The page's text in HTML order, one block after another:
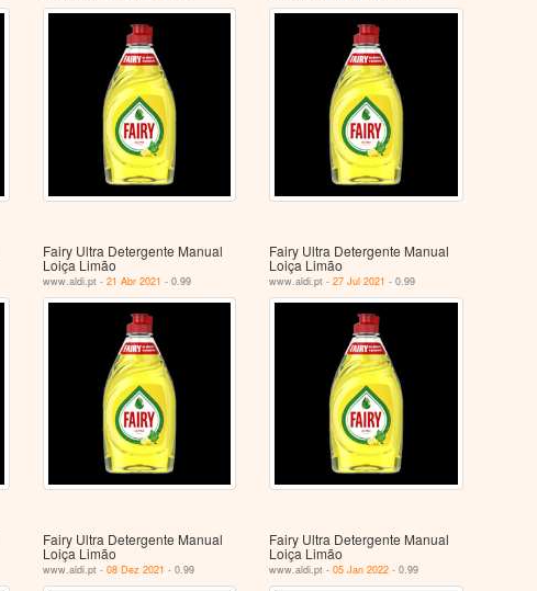
Fairy Ultra Detergente Manual
Loiça Limão
www.aldi.pt - 21 Abr 2021 - 0.99
Fairy Ultra Detergente Manual
Loiça Limão
www.aldi.pt -27 Jul 2021 - 0.99
Fairy Ultra Detergente Manual
Loiça Limão
www.aldi.pt - 08 Dez 2021 - 0.99
Fairy Ultra Detergente Manual
Loiça Limão
www.aldi.pt -05 Jan 2022 - 0.99